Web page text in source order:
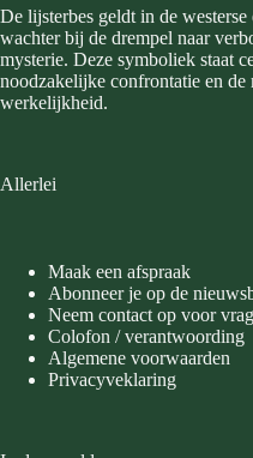
De lijsterbes geldt in de westerse
wachter bij de drempel naar
mysterie. Deze symboliek staat
noodzakelijke confrontatie en de
werkelijkheid.
Allerlei
Maak een afspraak
Abonneer je op de
Neem contact op voor
Colofon / verantwoording
Algemene voorwaarden
Privacyveklaring